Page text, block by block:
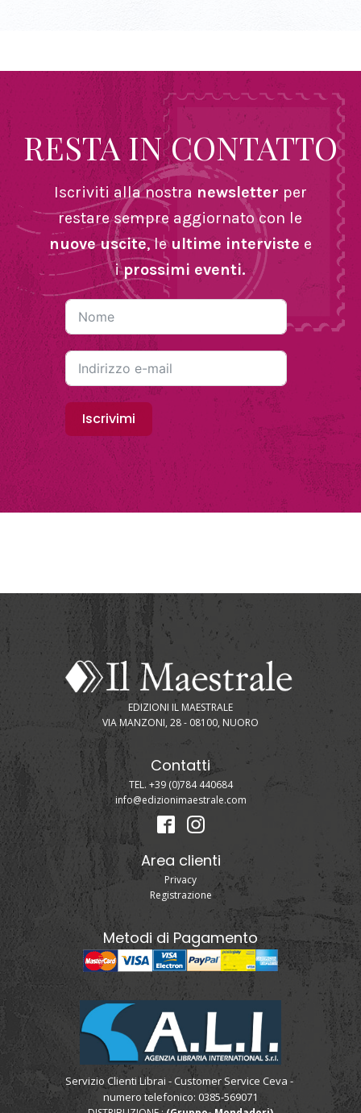
RESTA IN CONTATTO
Iscriviti alla nostra newsletter per
restare sempre aggiornato con le
nuove uscite, leultime interviste e
iprossimi eventi.
Iscrivimi
EDIZIONI IL MAESTRALE
VIA MANZONI, 28 - 08100, NUORO
Contatti
TEL. +39 (0)784 440684
info@edizionimaestrale.com
Area clienti
Privacy
Registrazione
Metodi di Pagamento
Servizio Clienti Librai - Customer Service Ceva -
numero telefonico: 0385-569071